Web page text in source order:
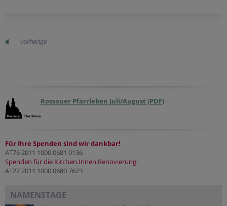
vorherige
Rossauer Pfarrleben Juli/August (PDF)
Für Ihre Spenden sind wir dankbar!
AT76 2011 1000 0681 0136
Spenden für die Kirchen.Innen.Renovierung:
AT27 2011 1000 0680 7623
NAMENSTAGE